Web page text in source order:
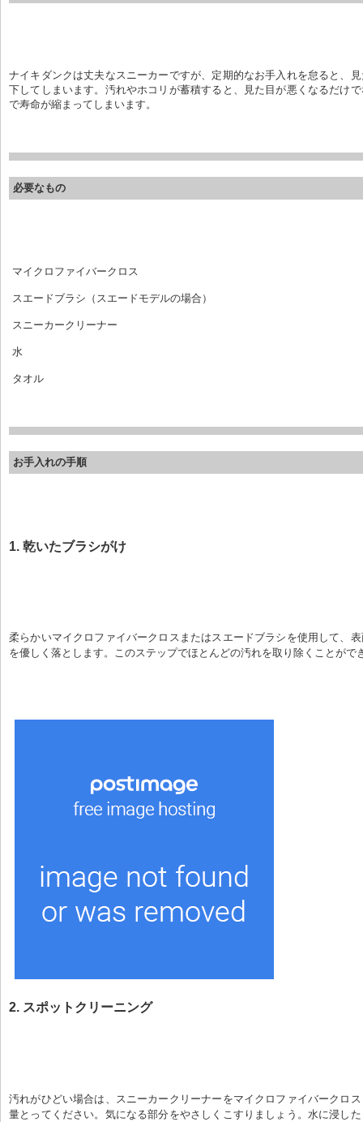
ナイキダンクは丈夫なスニーカーですが、定期的なお手入れを怠ると、
下してしまいます。汚れやホコリが蓄積すると、見た目が悪くなるだけ
で寿命が縮まってしまいます。
必要なもの
マイクロファイバークロス
スエードブラシ（スエードモデルの場合）
スニーカークリーナー
水
タオル
お手入れの手順
1. 乾いたブラシがけ
柔らかいマイクロファイバークロスまたはスエードブラシを使用して、
を優しく落とします。このステップでほとんどの汚れを取り除くことがで
2. スポットクリーニング
汚れがひどい場合は、スニーカークリーナーをマイクロファイバークロ
量とってください。気になる部分をやさしくこすりましょう。水に浸し